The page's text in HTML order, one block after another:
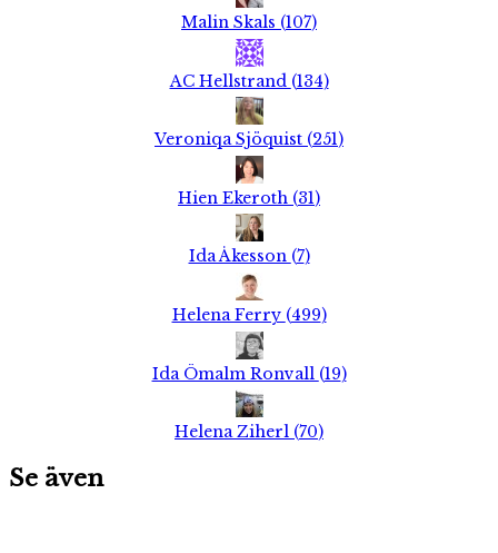
Malin Skals (107)
AC Hellstrand (134)
Veroniqa Sjöquist (251)
Hien Ekeroth (31)
Ida Åkesson (7)
Helena Ferry (499)
Ida Ömalm Ronvall (19)
Helena Ziherl (70)
Se även